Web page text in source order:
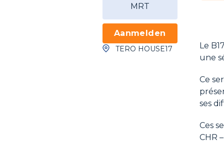
MRT
Aanmelden
TERO HOUSE17
Le
une
Ce
ses
Ces
CHR